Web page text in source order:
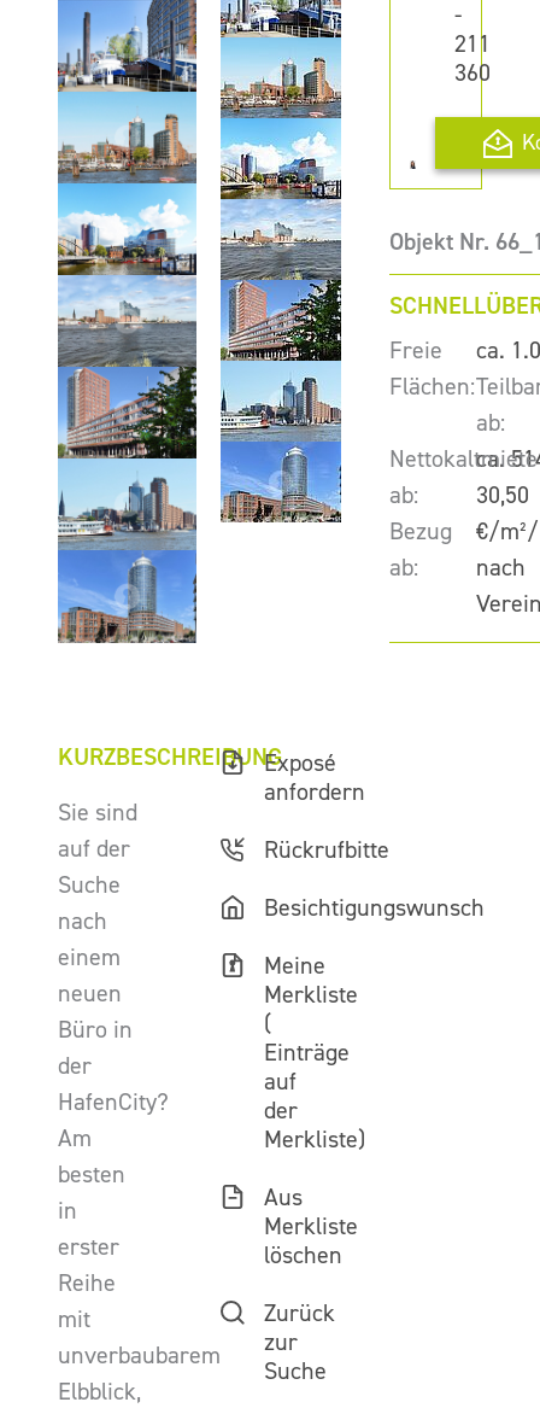
-
211
360
Objekt Nr.
Freie
Flächen:
ca.
ab:
ca.
Nettokaltmiete
ab:
30,50
€/
Bezug
ab:
nach
KURZBESCHREIBUNG
Sie sind
auf der
Suche
nach
einem
neuen
Büro in
der
HafenCity?
Am
besten
in
erster
Reihe
mit
unverbaubarem
Elbblick,
Exposé
anfordern
Rückrufbitte
Besichtigungswunsch
Meine
Merkliste
(
Einträge
auf
der
Merkliste)
Aus
Merkliste
löschen
Zurück
zur
Suche